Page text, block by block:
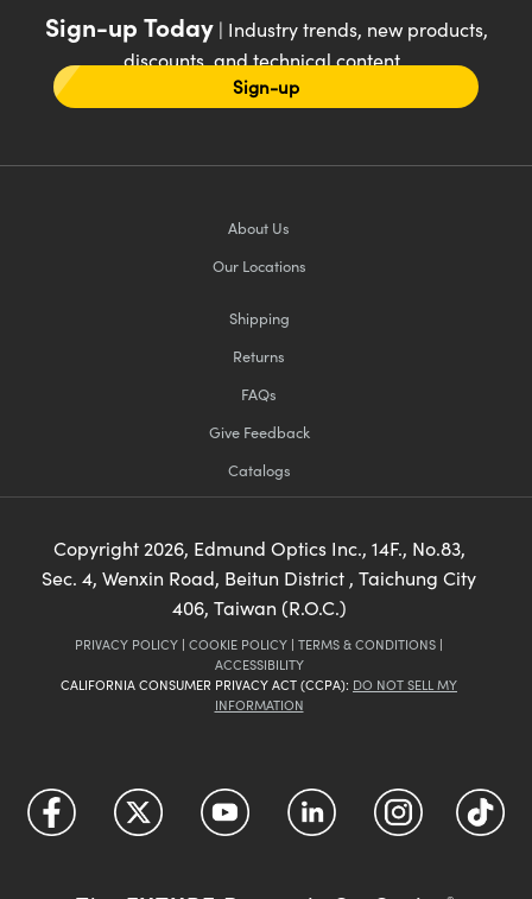
Sign-up Today| Industry trends, new products,
discounts, and technical content
Sign-up
About Us
Our Locations
Shipping
Returns
FAQs
Give Feedback
Catalogs
Copyright2026, Edmund Optics Inc., 14F., No.83,
Sec. 4, Wenxin Road, Beitun District , Taichung City
406, Taiwan (R.O.C.)
PRIVACY POLICY | COOKIE POLICY | TERMS & CONDITIONS |
ACCESSIBILITY
CALIFORNIA CONSUMER PRIVACY ACT (CCPA): DO NOT SELL MY
INFORMATION